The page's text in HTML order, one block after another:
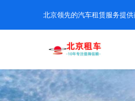
北京领先的汽车租赁服务提